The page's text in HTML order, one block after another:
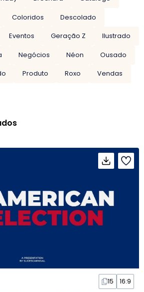
Coloridos
Descolado
Eventos Geração Z
Ilustrado
Negócios Néon
Ousado
Produto Roxo Vendas
15 16:9